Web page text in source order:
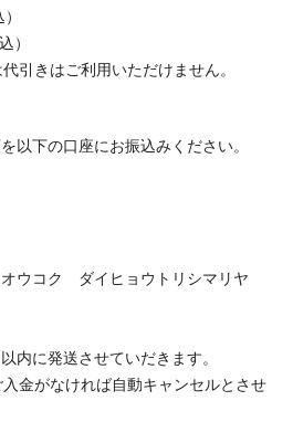
）
引きはご利用いただけません。
以下の口座にお振込みください。
ウコク ダイヒョウトリシマリヤ
内に発送させていだきます。
金がなければ自動キャンセルとさせ